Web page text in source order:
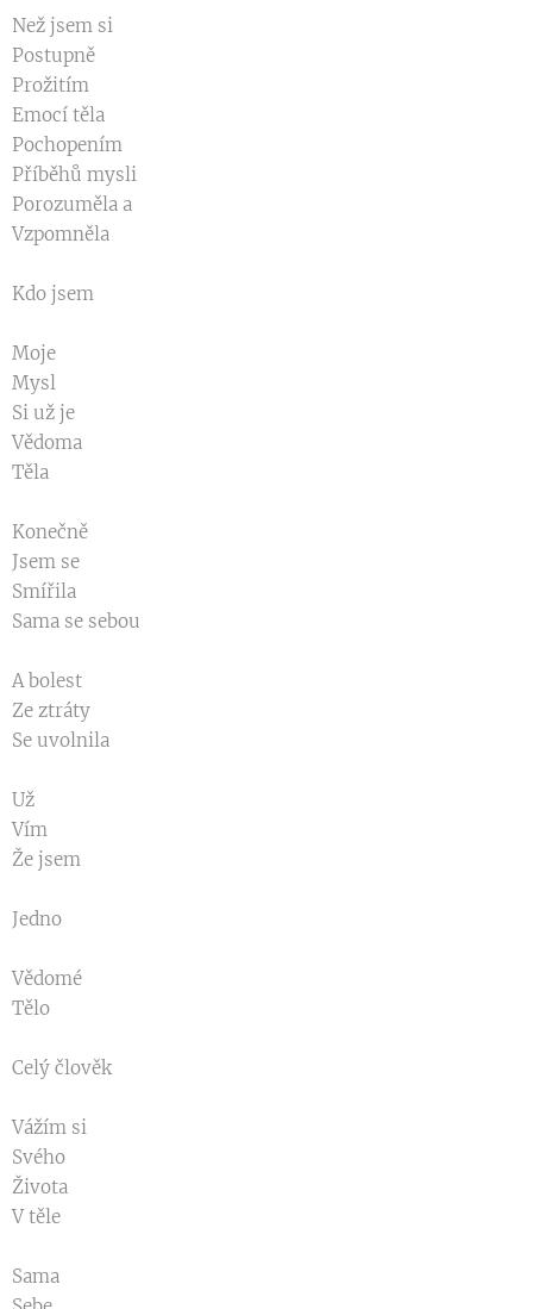
Než jsem si
Postupně
Prožitím
Emocí těla
Pochopením
Příběhů mysli
Porozuměla a
Vzpomněla
Kdo jsem
Moje
Mysl
Si už je
Vědoma
Těla
Konečně
Jsem se
Smířila
Sama se sebou
A bolest
Ze ztráty
Se uvolnila
Už
Vím
Že jsem
Jedno
Vědomé
Tělo
Celý člověk
Vážím si
Svého
Života
V těle
Sama